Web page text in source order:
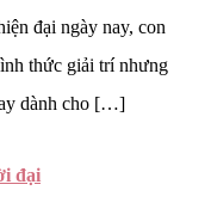
đại ngày nay, con
thức giải trí nhưng
dành cho […]
đại